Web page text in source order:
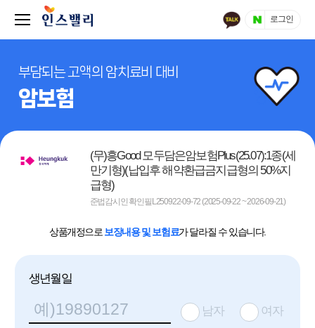
로그인
부담되는 고액의 암치료비 대비
암보험
(무)흥Good 모두담은암보험Plus(25.07):1종(세
만기형)(납입후 해약환급금지급형의 50%지
급형)
준법감시인 확인필L250922-09-72 (2025-09-22 ~ 2026-09-21)
상품개정으로 보장내용 및 보험료가 달라질 수 있습니다.
생년월일
남자 여자